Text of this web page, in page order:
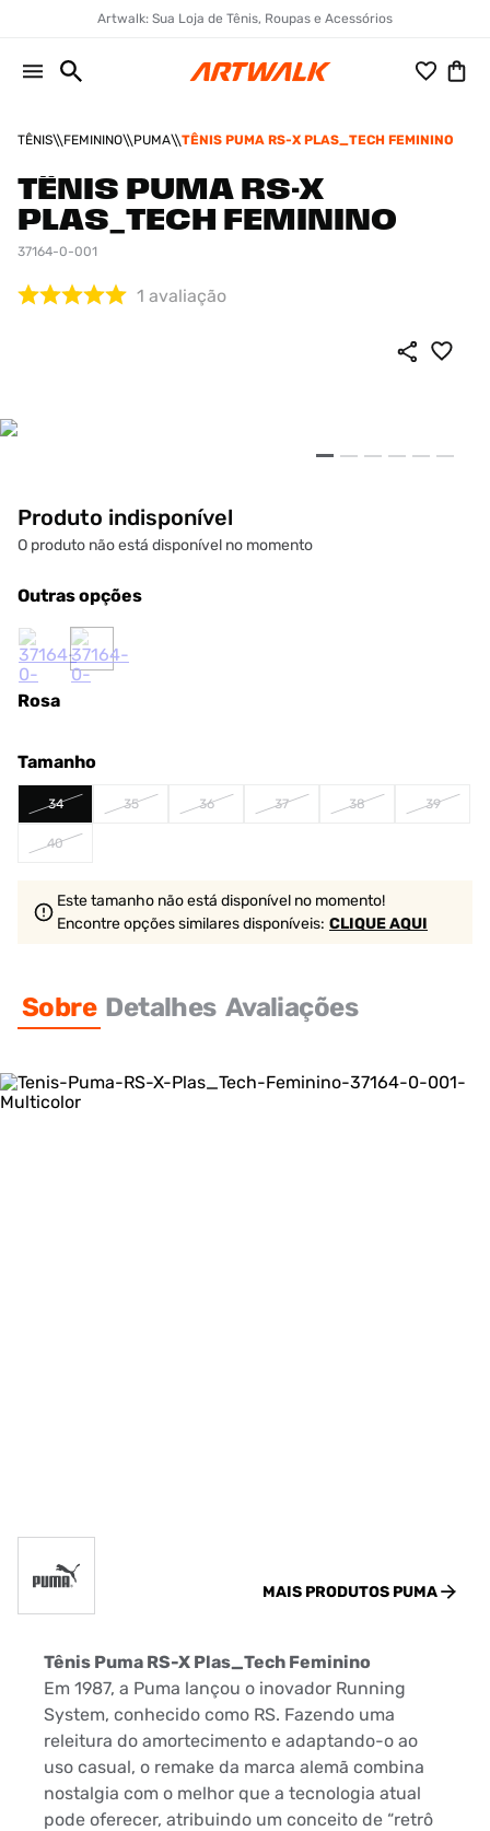
Artwalk: Sua Loja de Tênis, Roupas e Acessórios
TÊNIS FEMININO PUMA TÊNIS PUMA RS-X PLAS_TECH FEMININO
TÊNIS PUMA RS-X
PLAS_TECH FEMININO
37164-0-001
1 avaliação
Produto indisponível
O produto não está disponível no momento
Outras opções
Rosa
Tamanho
34 35 36 37 38 39
40
Este tamanho não está disponível no momento!
Encontre opções similaresdisponíveis: CLIQUE AQUI
Sobre Detalhes Avaliações
MAIS PRODUTOS PUMA
Tênis Puma RS-X Plas_Tech Feminino
Em 1987, a Puma lançou o inovador Running
System, conhecido como RS. Fazendo uma
releitura do amortecimento e adaptando-o ao
uso casual, o remake da marca alemã combina
nostalgia com o melhor que a tecnologia atual
pode oferecer, atribuindo um conceito de “retrô